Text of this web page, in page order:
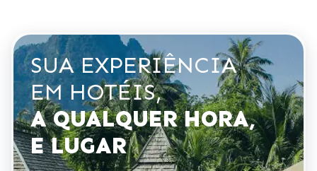
SUA EXPERIÊNCIA
EM HOTÉIS,
A QUALQUER HORA,
E LUGAR